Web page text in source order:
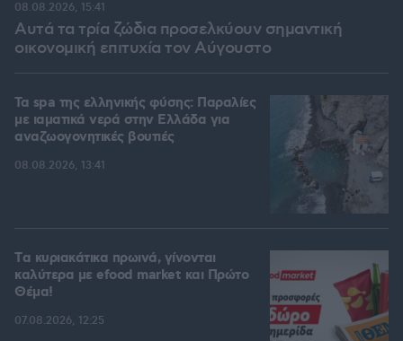
Αυτά τα τρία ζώδια προσελκύουν σημαντική
οικονομική επιτυχία τον Αύγουστο
08.08.2026, 15:41
Τα spa της ελληνικής φύσης: Παραλίες
με ιαματικά νερά στην Ελλάδα για
αναζωογονητικές βουτιές
08.08.2026, 13:41
Tα κυριακάτικα πρωινά, γίνονται
καλύτερα με efood market και Πρώτο
Θέμα!
07.08.2026, 12:25